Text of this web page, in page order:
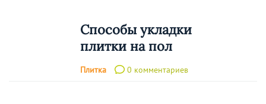
Способы укладки
плитки на пол
Плитка 0 комментариев